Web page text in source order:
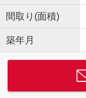
間取り(面積)
築年月